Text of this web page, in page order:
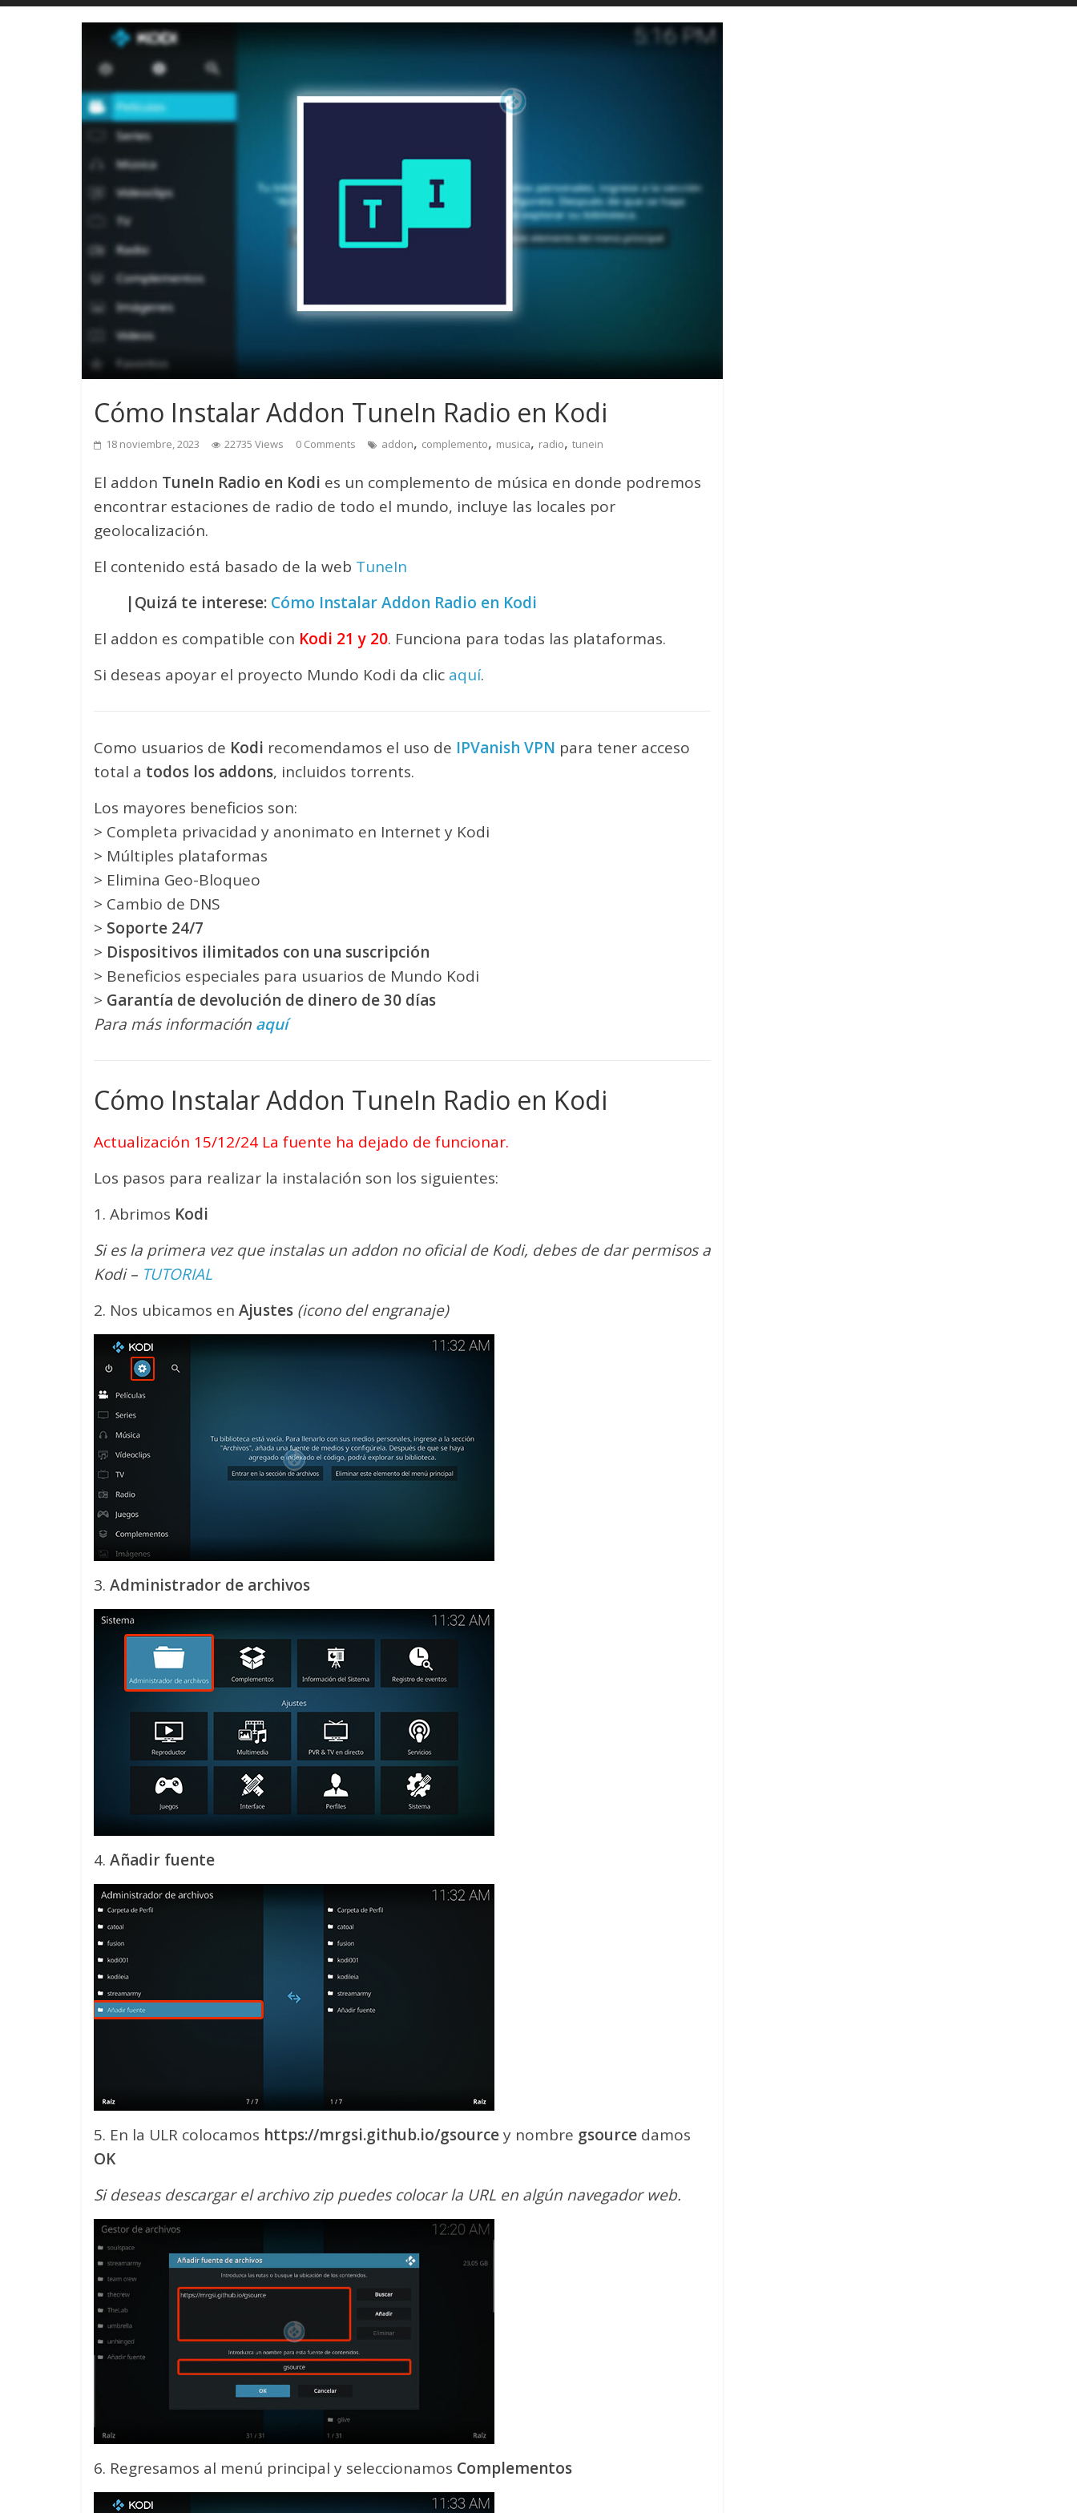
Cómo Instalar Addon TuneIn Radio en Kodi
18 noviembre, 2023 22735 Views 0 Comments addon, complemento, musica, radio, tunein
El addon TuneIn Radio en Kodi es un complemento de música en donde podremos
encontrar estaciones de radio de todo el mundo, incluye las locales por
geolocalización.
El contenido está basado de la web TuneIn
|Quizá te interese: Cómo Instalar Addon Radio en Kodi
El addon es compatible con Kodi 21 y 20. Funciona para todas las plataformas.
Si deseas apoyar el proyecto Mundo Kodi da clic aquí.
Como usuarios de Kodi recomendamos el uso de IPVanish VPN para tener acceso
total a todos los addons, incluidos torrents.
Los mayores beneficios son:
> Completa privacidad y anonimato en Internet y Kodi
> Múltiples plataformas
> Elimina Geo-Bloqueo
> Cambio de DNS
> Soporte 24/7
> Dispositivos ilimitados con una suscripción
> Beneficios especiales para usuarios de Mundo Kodi
> Garantía de devolución de dinero de 30 días
Para más información aquí
Cómo Instalar Addon TuneIn Radio en Kodi
Actualización 15/12/24 La fuente ha dejado de funcionar.
Los pasos para realizar la instalación son los siguientes:
1. Abrimos Kodi
Si es la primera vez que instalas un addon no oficial de Kodi, debes de dar permisos a
Kodi – TUTORIAL
2. Nos ubicamos en Ajustes (icono del engranaje)
3. Administrador de archivos
4. Añadir fuente
5. En la ULR colocamos https://mrgsi.github.io/gsourcey nombre gsource damos
OK
Si deseas descargar el archivo zip puedes colocar la URL en algún navegador web.
6. Regresamos al menú principal y seleccionamos Complementos